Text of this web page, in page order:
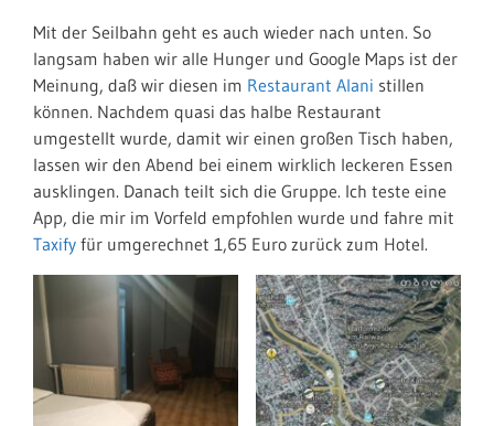
Mit der Seilbahn geht es auch wieder nach unten. So
langsam haben wir alle Hunger und Google Maps ist der
Meinung, daß wir diesen im Restaurant Alani stillen
können. Nachdem quasi das halbe Restaurant
umgestellt wurde, damit wir einen großen Tisch haben,
lassen wir den Abend bei einem wirklich leckeren Essen
ausklingen. Danach teilt sich die Gruppe. Ich teste eine
App, die mir im Vorfeld empfohlen wurde und fahre mit
Taxify für umgerechnet 1,65 Euro zurück zum Hotel.